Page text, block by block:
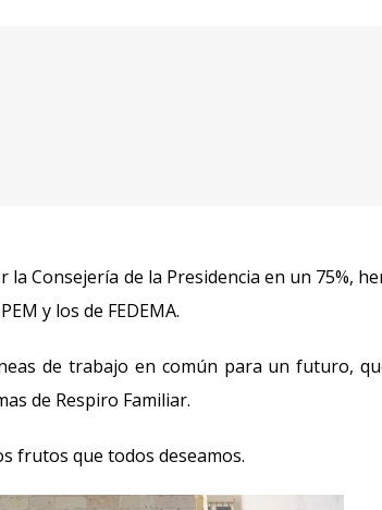
Consejería de la Presidencia en un 75%,
y los de FEDEMA.
de trabajo en común para un futuro,
de Respiro Familiar.
frutos que todos deseamos.